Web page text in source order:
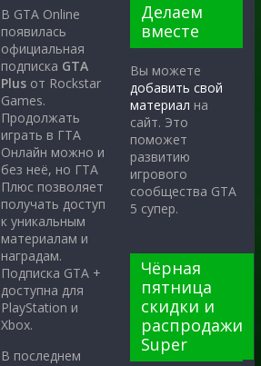
В GTA Online
появилась
официальная
подписка GTA
Plus от Rockstar
Games.
Продолжать
играть в ГТА
Онлайн можно и
без неё, но ГТА
Плюс позволяет
получать доступ
к уникальным
материалам и
наградам.
Подписка GTA +
доступна для
PlayStation и
Xbox.
В последнем
Делаем
вместе
Вы можете
добавить свой
материал на
сайт. Это
поможет
развитию
игрового
сообщества GTA
5 супер.
Чёрная
пятница
скидки и
распродажи
Super